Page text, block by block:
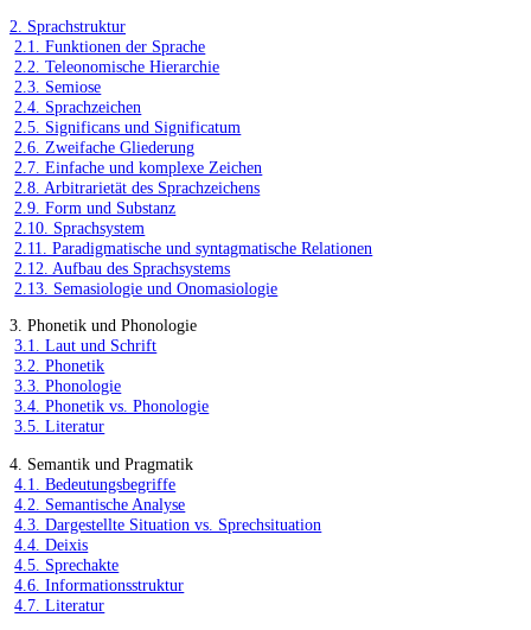
2. Sprachstruktur
2.1. Funktionen der Sprache
2.2. Teleonomische Hierarchie
2.3. Semiose
2.4. Sprachzeichen
2.5. Significans und Significatum
2.6. Zweifache Gliederung
2.7. Einfache und komplexe Zeichen
2.8. Arbitrarietät des Sprachzeichens
2.9. Form und Substanz
2.10. Sprachsystem
2.11. Paradigmatische und syntagmatische Relationen
2.12. Aufbau des Sprachsystems
2.13. Semasiologie und Onomasiologie
3. Phonetik und Phonologie
3.1. Laut und Schrift
3.2. Phonetik
3.3. Phonologie
3.4. Phonetik vs. Phonologie
3.5. Literatur
4. Semantik und Pragmatik
4.1. Bedeutungsbegriffe
4.2. Semantische Analyse
4.3. Dargestellte Situation vs. Sprechsituation
4.4. Deixis
4.5. Sprechakte
4.6. Informationsstruktur
4.7. Literatur